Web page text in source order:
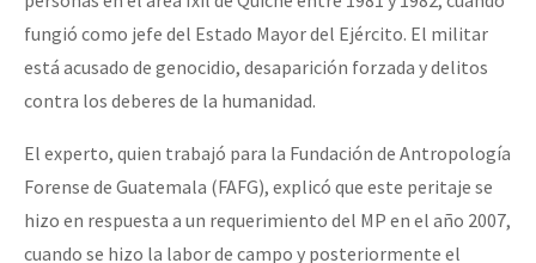
fungió como jefe del Estado Mayor del Ejército. El militar
está acusado de genocidio, desaparición forzada y delitos
contra los deberes de la humanidad.
El experto, quien trabajó para la Fundación de Antropología
Forense de Guatemala (FAFG), explicó que este peritaje se
hizo en respuesta a un requerimiento del MP en el año 2007,
cuando se hizo la labor de campo y posteriormente el